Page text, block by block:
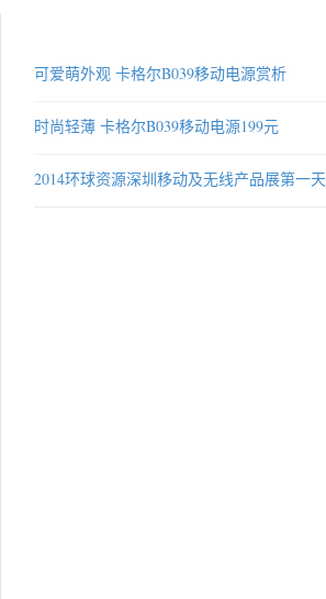
可爱萌外观 卡格尔B039移动电源赏析
时尚轻薄 卡格尔B039移动电源199元
2014环球资源深圳移动及无线产品展第一天